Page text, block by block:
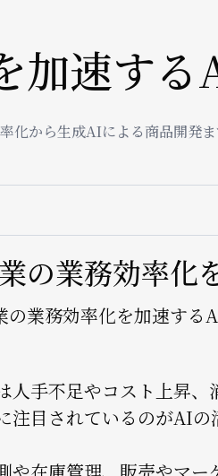
ゲ
ー
ン
加速する
から生成AIによる商品開発
の業務効率化
人手不足やコスト上昇
注目されているのがAIの